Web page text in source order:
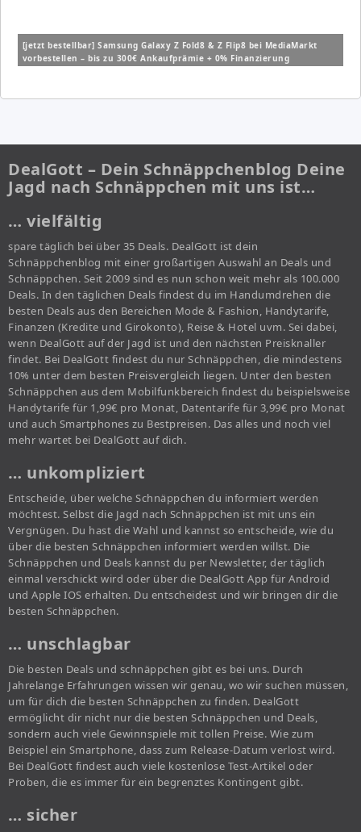
[jetzt bestellbar] Samsung Galaxy Z Fold8 & Z Flip8 bei MediaMarkt
vorbestellen – bis zu 300€ Ankaufprämie + 0% Finanzierung
DealGott – Dein Schnäppchenblog Deine
Jagd nach Schnäppchen mit uns ist…
… vielfältig
spare täglich bei über 35 Deals. DealGott ist dein
Schnäppchenblog mit einer großartigen Auswahl an Deals und
Schnäppchen. Seit 2009 sind es nun schon weit mehr als 100.000
Deals. In den täglichen Deals findest du im Handumdrehen die
besten Deals aus den Bereichen Mode & Fashion, Handytarife,
Finanzen (Kredite und Girokonto), Reise & Hotel uvm. Sei dabei,
wenn DealGott auf der Jagd ist und den nächsten Preisknaller
findet. Bei DealGott findest du nur Schnäppchen, die mindestens
10% unter dem besten Preisvergleich liegen. Unter den besten
Schnäppchen aus dem Mobilfunkbereich findest du beispielsweise
Handytarife für 1,99€ pro Monat, Datentarife für 3,99€ pro Monat
und auch Smartphones zu Bestpreisen. Das alles und noch viel
mehr wartet bei DealGott auf dich.
… unkompliziert
Entscheide, über welche Schnäppchen du informiert werden
möchtest. Selbst die Jagd nach Schnäppchen ist mit uns ein
Vergnügen. Du hast die Wahl und kannst so entscheide, wie du
über die besten Schnäppchen informiert werden willst. Die
Schnäppchen und Deals kannst du per Newsletter, der täglich
einmal verschickt wird oder über die DealGott App für Android
und Apple IOS erhalten. Du entscheidest und wir bringen dir die
besten Schnäppchen.
… unschlagbar
Die besten Deals und schnäppchen gibt es bei uns. Durch
Jahrelange Erfahrungen wissen wir genau, wo wir suchen müssen,
um für dich die besten Schnäppchen zu finden. DealGott
ermöglicht dir nicht nur die besten Schnäppchen und Deals,
sondern auch viele Gewinnspiele mit tollen Preise. Wie zum
Beispiel ein Smartphone, dass zum Release-Datum verlost wird.
Bei DealGott findest auch viele kostenlose Test-Artikel oder
Proben, die es immer für ein begrenztes Kontingent gibt.
… sicher